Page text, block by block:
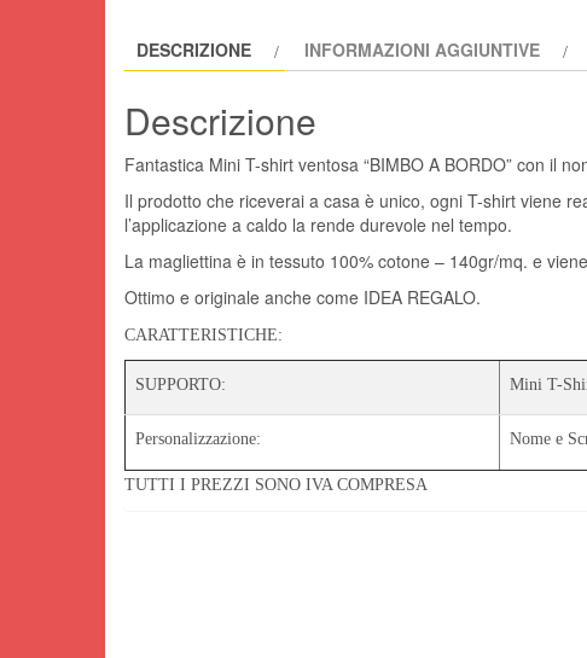
DESCRIZIONE INFORMAZIONI AGGIUNTIVE
Descrizione
Fantastica Mini T-shirt ventosa “BIMBO A BORDO” con il
Il prodotto che riceverai a casa è unico, ogni T-shirt viene
l’applicazione a caldo la rende durevole nel tempo.
La magliettina è in tessuto 100% cotone – 140gr/mq. e
Ottimo e originale anche come IDEA REGALO.
CARATTERISTICHE:
SUPPORTO: Mini T-
Personalizzazione: Nome e
TUTTI I PREZZI SONO IVA COMPRESA